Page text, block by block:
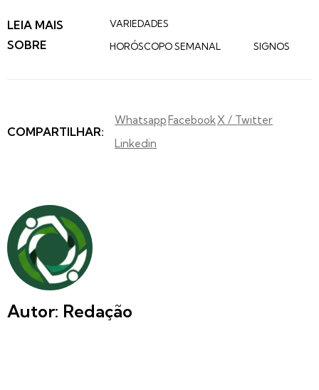
LEIA MAIS
SOBRE
VARIEDADES
HORÓSCOPO SEMANAL
SIGNOS
COMPARTILHAR:
WhatsappFacebookX / Twitter
Linkedin
Autor: Redação